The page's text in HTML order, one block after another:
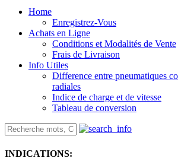
Home
Enregistrez-Vous
Achats en Ligne
Conditions et Modalités de Vente
Frais de Livraison
Info Utiles
Difference entre pneumatiques
radiales
Indice de charge et de vitesse
Tableau de conversion
INDICATIONS: